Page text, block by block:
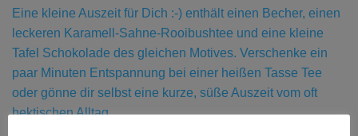
Eine kleine Auszeit für Dich :-) enthält einen Becher, einen
leckeren Karamell-Sahne-Rooibushtee und eine kleine
Tafel Schokolade des gleichen Motives. Verschenke ein
paar Minuten Entspannung bei einer heißen Tasse Tee
oder gönne dir selbst eine kurze, süße Auszeit vom oft
hektischen Alltag.